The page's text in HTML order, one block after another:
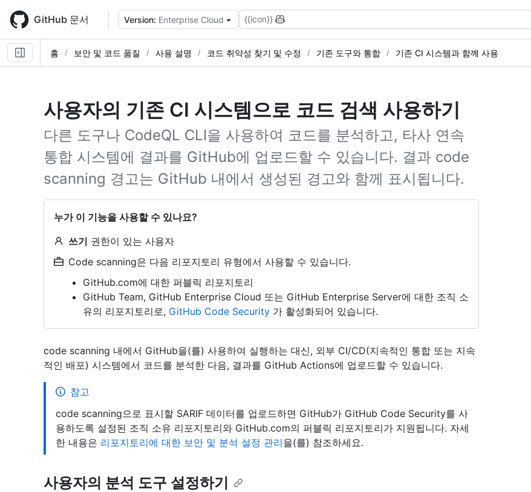
main
content
GitHub 문서 Version: Enterprise Cloud {{icon}}
홈 보안 및 코드 품질 사용 설명 코드 취약성 찾기 및 수정 기존 도구와 통합 기존 CI 시스템과 함께 사용
사용자의 기존 CI 시스템으로 코드 검색 사용하기
다른 도구나 CodeQL CLI을 사용하여 코드를 분석하고, 타사 연속
통합 시스템에 결과를 GitHub에 업로드할 수 있습니다. 결과 code
scanning 경고는 GitHub 내에서 생성된 경고와 함께 표시됩니다.
누가 이 기능을 사용할 수 있나요?
쓰기 권한이 있는 사용자
Code scanning은 다음 리포지토리 유형에서 사용할 수 있습니다.
GitHub.com에 대한 퍼블릭 리포지토리
GitHub Team, GitHub Enterprise Cloud 또는 GitHub Enterprise Server에 대한 조직 소
유의 리포지토리로, GitHub Code Security 가 활성화되어 있습니다.
code scanning 내에서 GitHub을(를) 사용하여 실행하는 대신, 외부 CI/CD(지속적인 통합 또는 지속
적인 배포) 시스템에서 코드를 분석한 다음, 결과를 GitHub Actions에 업로드할 수 있습니다.
참고
code scanning으로 표시할 SARIF 데이터를 업로드하면 GitHub가 GitHub Code Security를 사
용하도록 설정된 조직 소유 리포지토리와 GitHub.com의 퍼블릭 리포지토리가 지원됩니다. 자세
한 내용은 리포지토리에 대한 보안 및 분석 설정 관리을(를) 참조하세요.
사용자의 분석 도구 설정하기